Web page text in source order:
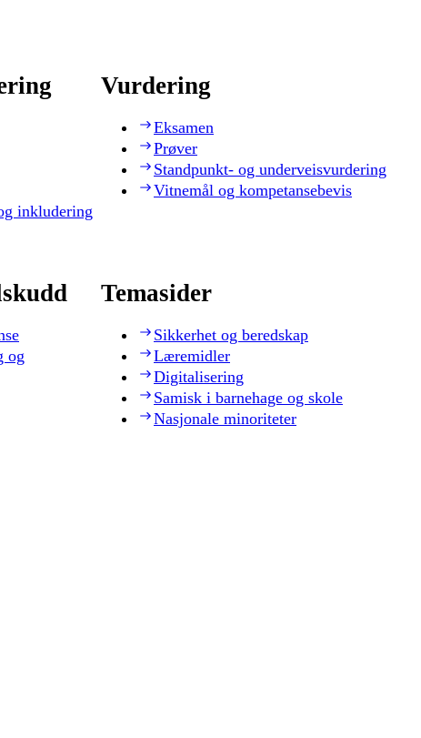
inkludering
Vurdering
Eksamen
Prøver
Standpunkt- og underveisvurdering
Vitnemål og kompetansebevis
og
Temasider
Sikkerhet og beredskap
Læremidler
Digitalisering
Samisk i barnehage og skole
Nasjonale minoriteter